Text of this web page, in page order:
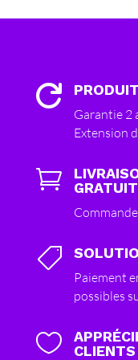

Garantie 2
Extension


Paiement
possibles
